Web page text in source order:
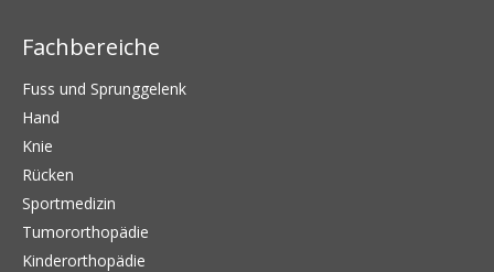
Fachbereiche
Fuss und Sprunggelenk
Hand
Knie
Rücken
Sportmedizin
Tumororthopädie
Kinderorthopädie